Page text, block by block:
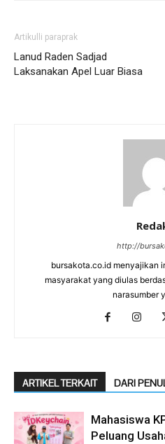
Artikulli paraprak
Lanud Raden Sadjad
Laksanakan Apel Luar Biasa
http://
bursakota.co.id menyajikan
masyarakat yang diulas
narasumber
ARTIKEL TERKAIT DARI
Mahasiswa
Peluang